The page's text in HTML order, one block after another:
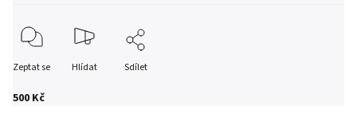
500 Kč
Zeptat se Hlídat Sdílet